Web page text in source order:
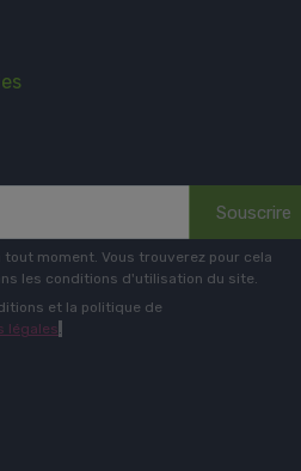
Souscrire
moment. Vous trouverez pour cela
les conditions d'utilisation du site.
et la politique de
légales.